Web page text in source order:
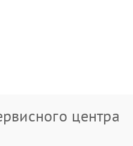
центра